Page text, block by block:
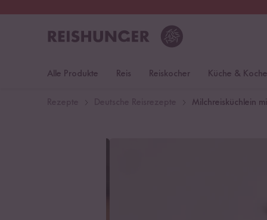
Alle Produkte Reis Reiskocher Küche &
Milchreisküchlein